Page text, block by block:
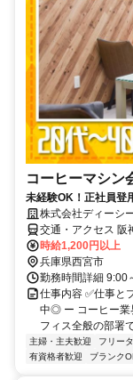
コーヒーマシン
未経験OK！正社員登
株式会社ディーシ
交通・アクセス 阪
時給1,200円以上
兵庫県西宮市
勤務時間詳細 9:00
仕事内容 ✅仕事と
中◎ ー コーヒー業
フィス全般の部署
主婦・主夫歓迎 フリー
有資格者歓迎
ブランク